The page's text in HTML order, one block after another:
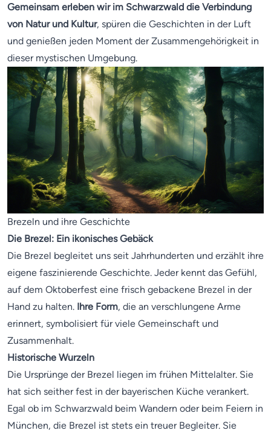
Gemeinsam erleben wir im Schwarzwald die Verbindung
von Natur und Kultur, spüren die Geschichten in der Luft
und genießen jeden Moment der Zusammengehörigkeit in
dieser mystischen Umgebung.
Brezeln und ihre Geschichte
Die Brezel: Ein ikonisches Gebäck
Die Brezel begleitet uns seit Jahrhunderten und erzählt ihre
eigene faszinierende Geschichte. Jeder kennt das Gefühl,
auf dem Oktoberfest eine frisch gebackene Brezel in der
Hand zu halten. Ihre Form, die an verschlungene Arme
erinnert, symbolisiert für viele Gemeinschaft und
Zusammenhalt.
Historische Wurzeln
Die Ursprünge der Brezel liegen im frühen Mittelalter. Sie
hat sich seither fest in der bayerischen Küche verankert.
Egal ob im Schwarzwald beim Wandern oder beim Feiern in
München, die Brezel ist stets ein treuer Begleiter. Sie